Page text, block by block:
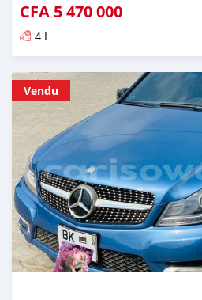
CFA 5 470 000
4 L
Publié il y a presque 5 ans
Vendu